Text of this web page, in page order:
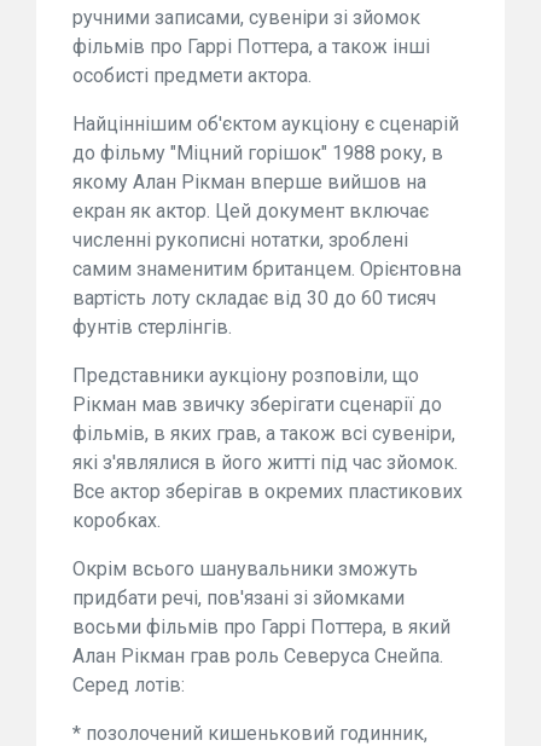
ручними записами, сувеніри зі зйомок
фільмів про Гаррі Поттера, а також інші
особисті предмети актора.
Найціннішим об'єктом аукціону є сценарій
до фільму "Міцний горішок" 1988 року, в
якому Алан Рікман вперше вийшов на
екран як актор. Цей документ включає
численні рукописні нотатки, зроблені
самим знаменитим британцем. Орієнтовна
вартість лоту складає від 30 до 60 тисяч
фунтів стерлінгів.
Представники аукціону розповіли, що
Рікман мав звичку зберігати сценарії до
фільмів, в яких грав, а також всі сувеніри,
які з'являлися в його житті під час зйомок.
Все актор зберігав в окремих пластикових
коробках.
Окрім всього шанувальники зможуть
придбати речі, пов'язані зі зйомками
восьми фільмів про Гаррі Поттера, в який
Алан Рікман грав роль Северуса Снейпа.
Серед лотів:
* позолочений кишеньковий годинник,